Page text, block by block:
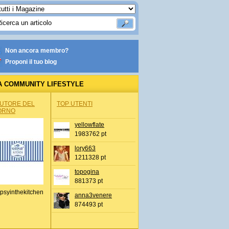
Non ancora membro?
Proponi il tuo blog
COMMUNITY LIFESTYLE
DEL
TOP UTENTI
yellowflate
1983762 pt
lory663
1211328 pt
topogina
881373 pt
anna3venere
874493 pt